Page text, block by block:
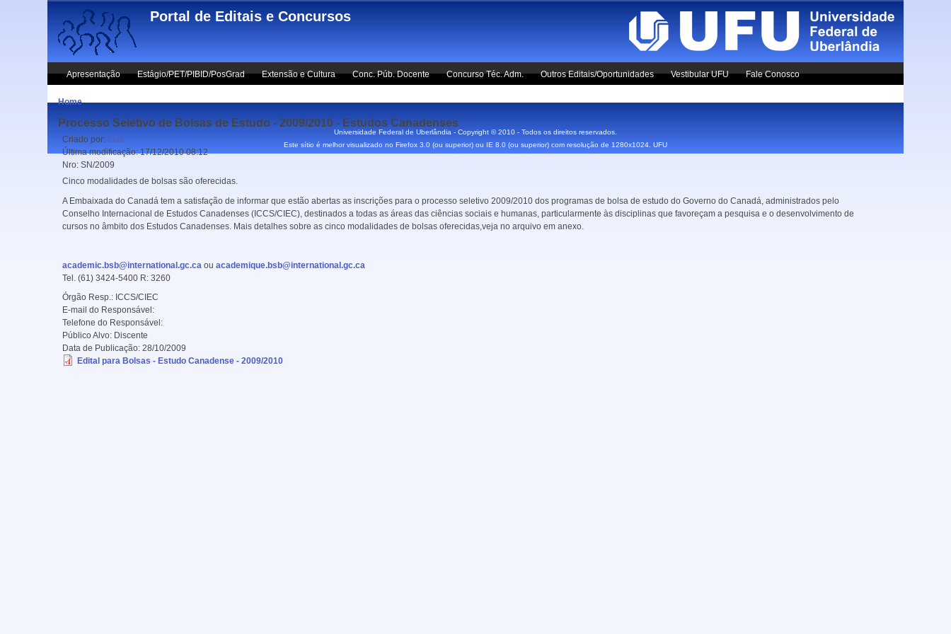
Skip to main content
Portal de Editais e Concursos
Apresentação Estágio/PET/PIBID/PosGrad Extensão e Cultura Conc. Púb. Docente Concurso Téc. Adm. Outros Editais/Oportunidades Vestibular UFU Fale Conosco
Home
Processo Seletivo de Bolsas de Estudo - 2009/2010 - Estudos Canadenses
Criado por: Luiz
Última modificação:17/12/2010 08:12
Nro:SN/2009
Cinco modalidades de bolsas são oferecidas.
A Embaixada do Canadá tem a satisfação de informar que estão abertas as inscrições para o processo seletivo 2009/2010 dos programas de bolsa de estudo do Governo do Canadá, administrados pelo
Conselho Internacional de Estudos Canadenses (ICCS/CIEC), destinados a todas as áreas das ciências sociais e humanas, particularmente às disciplinas que favoreçam a pesquisa e o desenvolvimento de
cursos no âmbito dos Estudos Canadenses. Mais detalhes sobre as cinco modalidades de bolsas oferecidas,veja no arquivo em anexo.
academic.bsb@international.gc.ca ouacademique.bsb@international.gc.ca
Tel. (61) 3424-5400 R: 3260
Órgão Resp.: ICCS/CIEC
E-mail do Responsável:
Telefone do Responsável:
Público Alvo: Discente
Data de Publicação:28/10/2009
Edital para Bolsas - Estudo Canadense - 2009/2010
Universidade Federal de Uberlândia - Copyright © 2010 - Todos os direitos reservados.
Este sítio é melhor visualizado no Firefox 3.0 (ou superior) ou IE 8.0 (ou superior) com resolução de 1280x1024. UFU